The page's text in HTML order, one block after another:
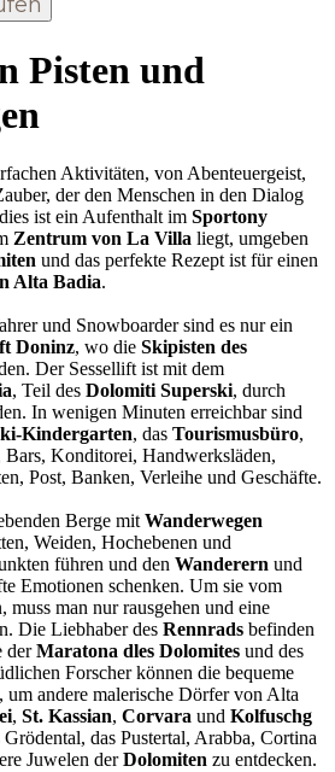
Pisten und
Aktivitäten, von Abenteuergeist,
der den Menschen in den Dialog
ist ein Aufenthalt im Sportony
Zentrum von La Villa liegt, umgeben
und das perfekte Rezept ist für einen
Alta Badia.
und Snowboarder sind es nur ein
Doninz, wo die Skipisten des
Der Sessellift ist mit dem
, Teil des Dolomiti Superski, durch
In wenigen Minuten erreichbar sind
Kindergarten, das Tourismusbüro,
Bars, Konditorei, Handwerksläden,
Post, Banken, Verleihe und Geschäfte.
Berge mit Wanderwegen
Weiden, Hochebenen und
führen und den Wanderern und
Emotionen schenken. Um sie vom
muss man nur rausgehen und eine
Die Liebhaber des Rennrads befinden
derMaratona dles Dolomites und des
Forscher können die bequeme
andere malerische Dörfer von Alta
, St. Kassian, Corvara und Kolfuschg
das Pustertal, Arabba, Cortina
Juwelen derDolomiten zu entdecken.